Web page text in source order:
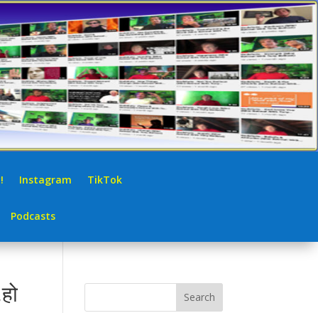
Instagram TikTok
Podcasts
Search